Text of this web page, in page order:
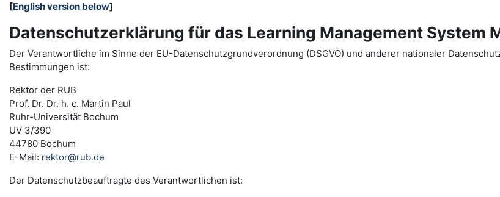
[English version below]
Datenschutzerklärung für das Learning Management System
Der Verantwortliche im Sinne der EU-Datenschutzgrundverordnung (DSGVO) und anderer nationaler
Bestimmungen ist:
Rektor der RUB
Prof. Dr. Dr. h. c. Martin Paul
Ruhr-Universität Bochum
UV 3/390
44780 Bochum
E-Mail: rektor@rub.de
Der Datenschutzbeauftragte des Verantwortlichen ist: